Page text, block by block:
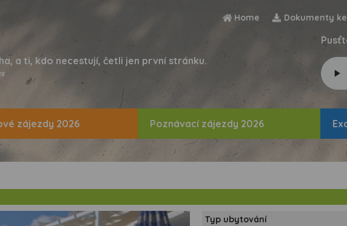
Home Dokumenty
a ti, kdo necestují, četli jen první stránku.
zájezdy 2026 Poznávací zájezdy 2026
Typ ubytování